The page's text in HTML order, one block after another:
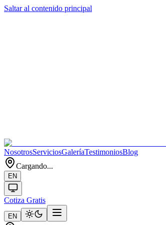
Saltar al contenido principal
NosotrosServiciosGaleríaTestimoniosBlog
Cargando...
EN
Cotiza Gratis
EN